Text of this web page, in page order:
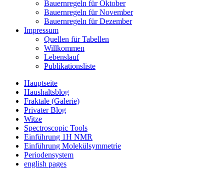
Bauernregeln für Oktober
Bauernregeln für November
Bauernregeln für Dezember
Impressum
Quellen für Tabellen
Willkommen
Lebenslauf
Publikationsliste
Hauptseite
Haushaltsblog
Fraktale (Galerie)
Privater Blog
Witze
Spectroscopic Tools
Einführung 1H NMR
Einführung Molekülsymmetrie
Periodensystem
english pages